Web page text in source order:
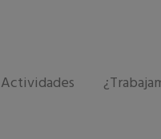
Actividades